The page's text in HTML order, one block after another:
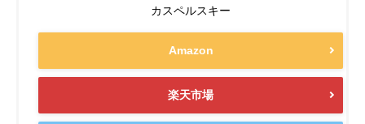
カスペルスキー
Amazon
楽天市場